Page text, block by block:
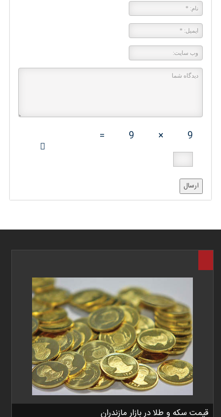
9
×
9
=
ارسال
قیمت سکه و طلا در بازار مازندران